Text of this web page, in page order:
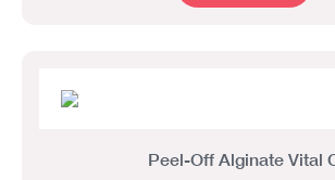
Peel-Off Alginate Vital